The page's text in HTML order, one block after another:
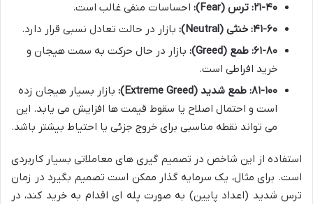
۲۱-۴۰: ترس (Fear):
احساسات منفی غالب است.
۴۱-۶۰: خنثی (Neutral):
بازار در حالت تعادل نسبی قرار دارد.
۶۱-۸۰: طمع (Greed):
بازار در حال حرکت به سمت هیجان و
خرید افراطی است.
۸۱-۱۰۰: طمع شدید (Extreme Greed):
بازار بسیار هیجان زده
است و احتمال اصلاح یا سقوط قیمت ها افزایش می یابد. این
می تواند نقطه مناسبی برای خروج جزئی یا احتیاط بیشتر باشد.
استفاده از این شاخص در تصمیم گیری های معاملاتی بسیار کاربردی
است. برای مثال، یک سرمایه گذار ممکن است تصمیم بگیرد در زمان
ترس شدید (اعداد پایین) به صورت پله ای اقدام به خرید کند، در